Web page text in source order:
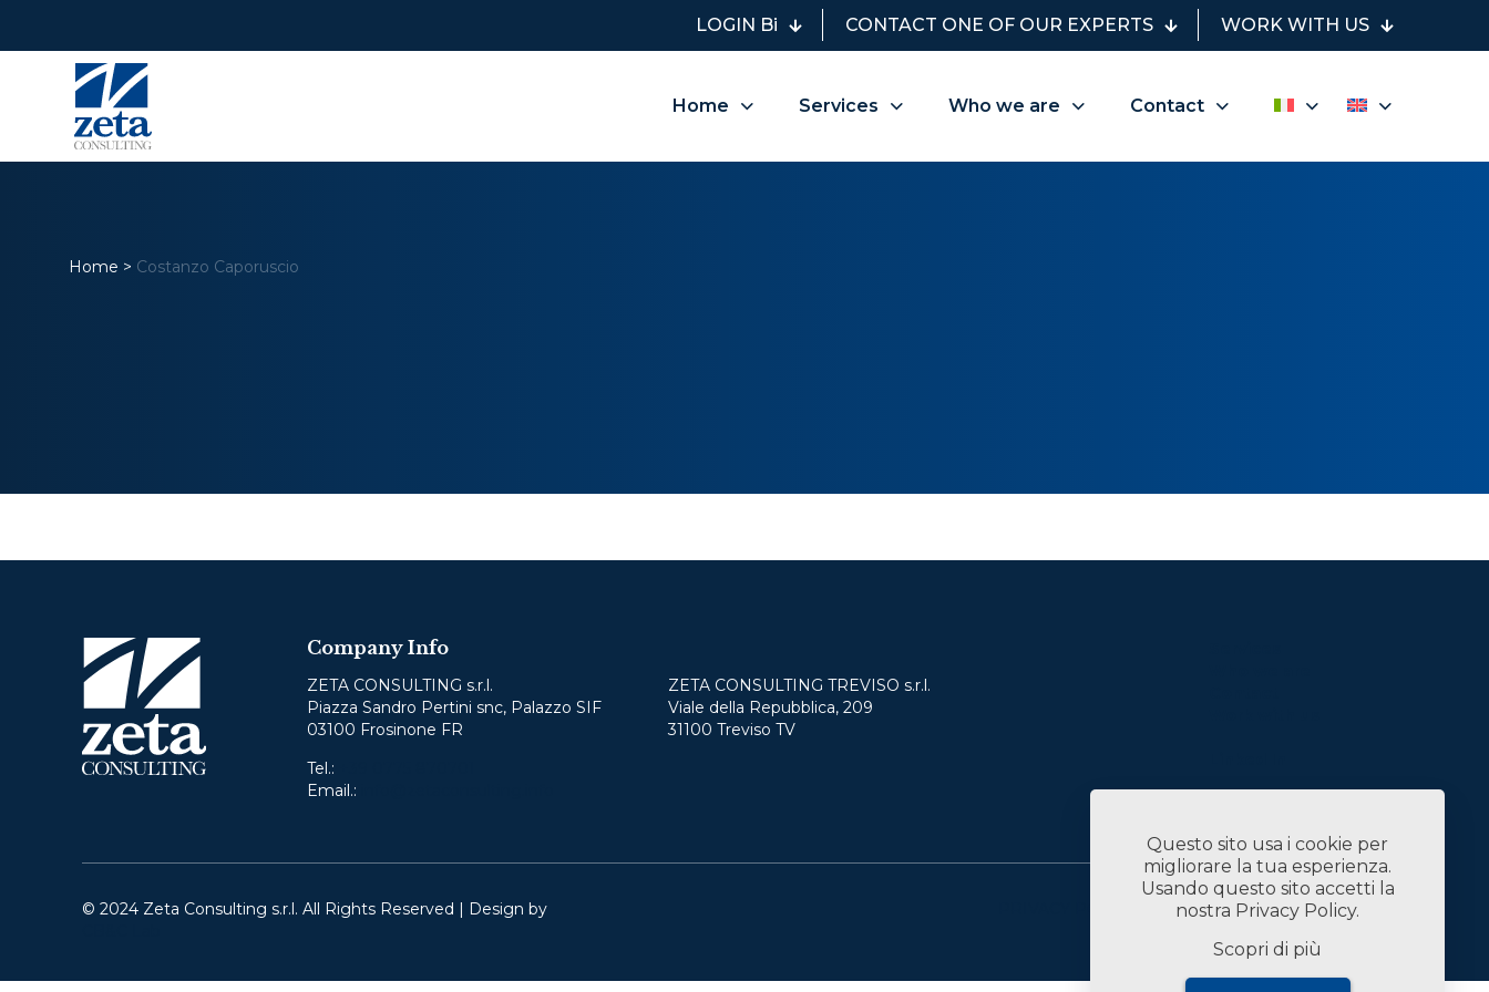
LOGIN Bi CONTACT ONE OF OUR EXPERTS WORK WITH US
Home Services Who we are Contact
Home > Costanzo Caporuscio
Company Info
ZETA CONSULTING s.r.l.
Piazza Sandro Pertini snc, Palazzo SIF
03100 Frosinone FR
Tel.:
Email.:
ZETA CONSULTING TREVISO s.r.l.
Viale della Repubblica, 209
31100 Treviso TV
© 2024 Zeta Consulting s.r.l. All Rights Reserved | Design by
COMPANY DATA
Questo sito usa i cookie per
migliorare la tua esperienza.
Usando questo sito accetti la
nostra Privacy Policy.
Scopri di più